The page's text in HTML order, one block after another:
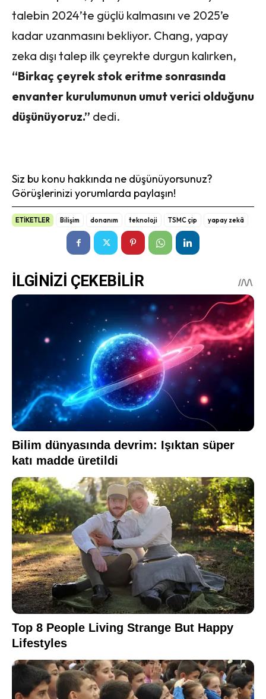
talebin 2024’te güçlü kalmasını ve 2025’e
kadar uzanmasını bekliyor. Chang, yapay
zeka dışı talep ilk çeyrekte durgun kalırken,
“Birkaç çeyrek stok eritme sonrasında
envanter kurulumunun umut verici olduğunu
düşünüyoruz.” dedi.
Siz bu konu hakkında ne düşünüyorsunuz?
Görüşlerinizi yorumlarda paylaşın!
ETİKETLER Bilişim donanım teknoloji TSMC çip yapay zekâ